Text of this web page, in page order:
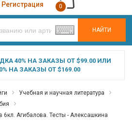
НАЙТИ
Регистрация 0
40% НА ЗАКАЗЫ ОТ $99.00 ИЛИ
НА ЗАКАЗЫ ОТ $169.00
Учебная и научная литература
Агибалова. Тесты - Алексашкина